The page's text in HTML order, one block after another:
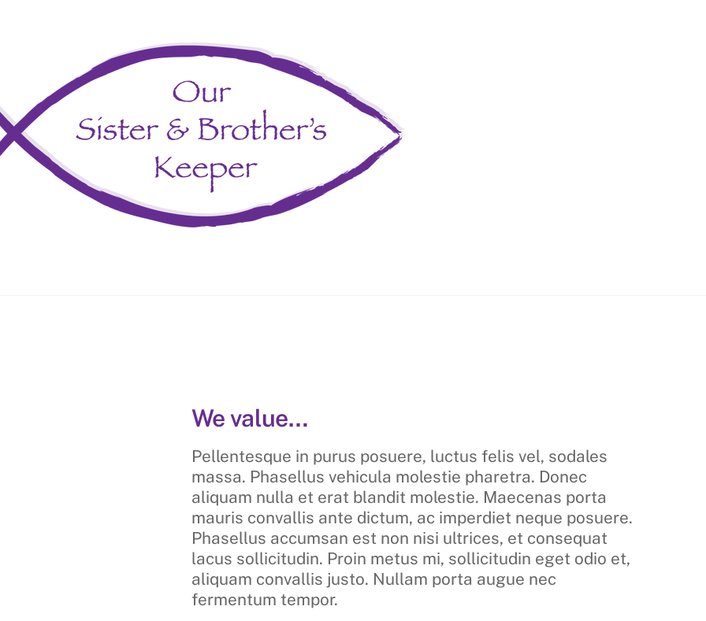
We value…
Pellentesque in purus posuere, luctus felis vel, sodales
massa. Phasellus vehicula molestie pharetra. Donec
aliquam nulla et erat blandit molestie. Maecenas porta
mauris convallis ante dictum, ac imperdiet neque posuere.
Phasellus accumsan est non nisi ultrices, et consequat
lacus sollicitudin. Proin metus mi, sollicitudin eget odio et,
aliquam convallis justo. Nullam porta augue nec
fermentum tempor.